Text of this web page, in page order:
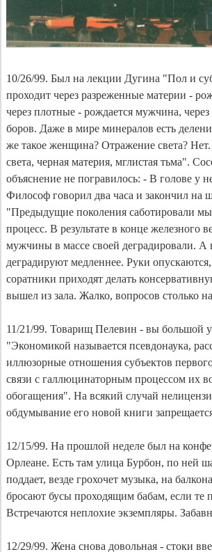
10/26/99. Был на лекции Дугина "Пол и
проходит через разреженные материи -
через плотные - рождается мужчина,
боров. Даже в мире минералов есть
же такое женщина? Отражение света? Нет.
света, черная материя, мглистая тьма".
объяснение не погравилось: - В голове у
Философ говорил два часа и закончил на
"Предыдущие поколения саботировали
процесс. В результате в конце железного
мужчины в массе своей деградировали.
деградируют медленнее. Руки
соратники приходят делать
вышел из зала. Жалко, вопросов столько
11/21/99. Товарищ Пелевин - вы большой
"Экономикой называется псевдонаука,
иллюзорные отношения субъектов
связи с галлюцинаторным процессом их
обогащения". На всякий случай
обдумывание его новой книги
12/15/99. На прошлой неделе был на
Орлеане. Есть там улица Бурбон, по ней
поддает, везде грохочет музыка, на
бросают бусы проходящим бабам, если те
Встречаются неплохие экземпляры.
12/29/99. Жена снова довольная - стоки